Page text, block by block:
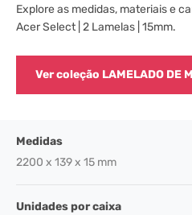
Explore as medidas, materiais e
Acer Select | 2 Lamelas | 15mm.
Ver coleção LAMELADO DE
Medidas
2200 x 139 x 15 mm
Unidades por caixa